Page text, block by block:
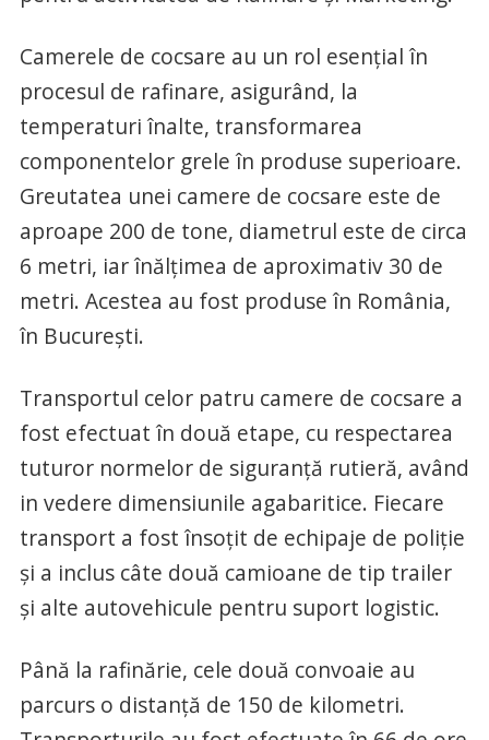
Camerele de cocsare au un rol esențial în
procesul de rafinare, asigurând, la
temperaturi înalte, transformarea
componentelor grele în produse superioare.
Greutatea unei camere de cocsare este de
aproape 200 de tone, diametrul este de circa
6 metri, iar înălțimea de aproximativ 30 de
metri. Acestea au fost produse în România,
în București.
Transportul celor patru camere de cocsare a
fost efectuat în două etape, cu respectarea
tuturor normelor de siguranță rutieră, având
in vedere dimensiunile agabaritice. Fiecare
transport a fost însoțit de echipaje de poliție
și a inclus câte două camioane de tip trailer
și alte autovehicule pentru suport logistic.
Până la rafinărie, cele două convoaie au
parcurs o distanță de 150 de kilometri.